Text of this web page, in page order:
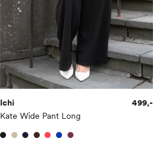
Ichi
Kate Wide Pant Long
499,-